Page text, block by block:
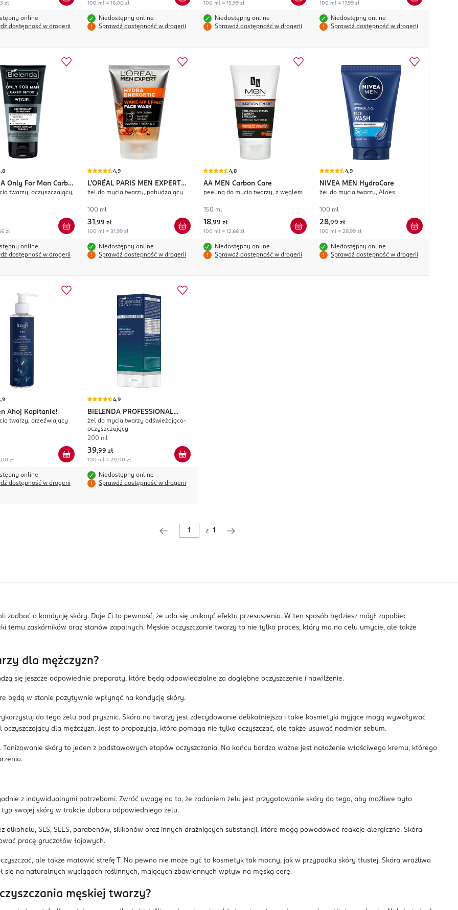
zł
online
dostępność w drogerii
100 ml = 16,00 zł
Niedostępny online
Sprawdź dostępność w drogerii
100 ml = 15,99 zł
Niedostępny online
Sprawdź dostępność w drogerii
100 ml = 17,99 zł
Niedostępny online
Sprawdź dostępność w drogerii
Only For Man Carbo
twarzy, oczyszczający,
zł
online
dostępność w drogerii
4,9
L'ORÉAL PARIS MEN EXPERT
Hydra Energetic
żel do mycia twarzy, pobudzający
100 ml
31 ,99 zł
100 ml = 31,99 zł
Niedostępny online
Sprawdź dostępność w drogerii
4,8
AA MEN Carbon Care
peeling do mycia twarzy, z węglem
150 ml
18,99 zł
100 ml = 12,66 zł
Niedostępny online
Sprawdź dostępność w drogerii
4,9
NIVEA MEN HydroCare
żel do mycia twarzy, Aloes
100 ml
28,99 zł
100 ml = 28,99 zł
Niedostępny online
Sprawdź dostępność w drogerii
Ahoj Kapitanie!
twarzy, orzeźwiający
zł
online
dostępność w drogerii
4,9
BIELENDA PROFESSIONAL
SupremeLab Men Line
żel do mycia twarzy odświeżająco-
oczyszczający
200 ml
39,99 zł
100 ml = 20,00 zł
Niedostępny online
Sprawdź dostępność w drogerii
z 1
o kondycję skóry. Daje Ci to pewność, że uda się uniknąć efektu przesuszenia. W ten sposób będziesz mógł zapobiec
temu zaskórników oraz stanów zapalnych. Męskie oczyszczanie twarzy to nie tylko proces, który ma na celu umycie, ale także
dla mężczyzn?
się jeszcze odpowiednie preparaty, które będą odpowiedzialne za dogłębne oczyszczenie i nawilżenie.
będą w stanie pozytywnie wpłynąć na kondycję skóry.
do tego żelu pod prysznic. Skóra na twarzy jest zdecydowanie delikatniejsza i takie kosmetyki myjące mogą wywoływać
dla mężczyzn. Jest to propozycja, która pomaga nie tylko oczyszczać, ale także usuwać nadmiar sebum.
skóry to jeden z podstawowych etapów oczyszczania. Na końcu bardzo ważne jest nałożenie właściwego kremu, którego
z indywidualnymi potrzebami. Zwróć uwagę na to, że zadaniem żelu jest przygotowanie skóry do tego, aby możliwe było
swojej skóry w trakcie doboru odpowiedniego żelu.
alkoholu, SLS, SLES, parabenów, silikonów oraz innych drażniących substancji, które mogą powodować reakcje alergiczne. Skóra
pracę gruczołów łojowych.
ale także matowić strefę T. Na pewno nie może być to kosmetyk tak mocny, jak w przypadku skóry tłustej. Skóra wrażliwa
się na naturalnych wyciągach roślinnych, mających zbawiennych wpływ na męską cerę.
męskiej twarzy?